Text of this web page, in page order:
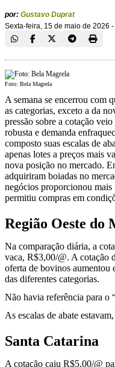
por: Gustavo Duprat
Sexta-feira, 15 de maio de 2026
Foto: Bela Magrela
A semana se encerrou com
as categorias, exceto a da
pressão sobre a cotação
robusta e demanda
composto suas escalas de
apenas lotes a preços mais
nova posição no mercado.
adquiriram boiadas no
negócios proporcionou
permitiu compras em
Região Oeste do
Na comparação diária, a
vaca, R$3,00/@. A cotação
oferta de bovinos aumentou
das diferentes categorias.
Não havia referência para o
As escalas de abate
Santa Catarina
A cotação caiu R$5,00/@